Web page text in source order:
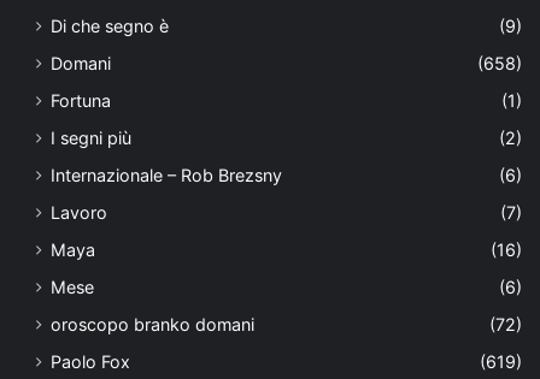
Di che segno è
(9)
Domani
(658)
Fortuna
(1)
I segni più
(2)
Internazionale – Rob Brezsny
(6)
Lavoro
(7)
Maya
(16)
Mese
(6)
oroscopo branko domani
(72)
Paolo Fox
(619)